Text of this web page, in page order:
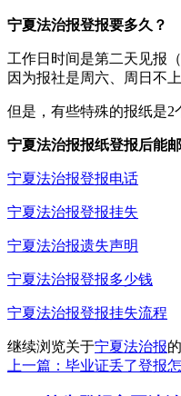
宁夏法治报登报要多久？
工作日时间是第二天见报
因为报社是周六、周日不
但是，有些特殊的报纸是2
宁夏法治报报纸登报后能
宁夏法治报登报电话
宁夏法治报登报挂失
宁夏法治报遗失声明
宁夏法治报登报多少钱
宁夏法治报登报挂失流程
继续浏览关于宁夏法治报
上一篇：毕业证丢了登报